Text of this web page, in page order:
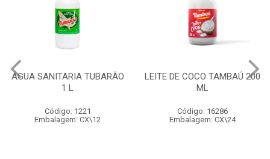
ÁGUA SANITARIA TUBARÃO
1 L
Código: 1221
Embalagem: CX\12
LEITE DE COCO TAMBAÚ 200
ML
Código: 16286
Embalagem: CX\24